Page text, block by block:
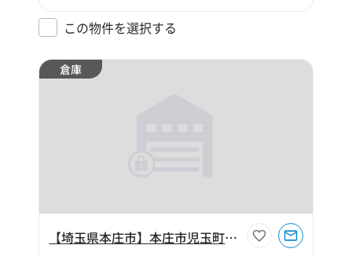
この物件を選択する
倉庫
【埼玉県本庄市】本庄市児玉町児玉360坪倉庫